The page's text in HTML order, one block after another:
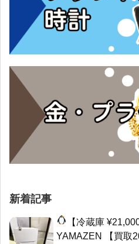
新着記事
【冷蔵庫
YAMAZEN 【買取